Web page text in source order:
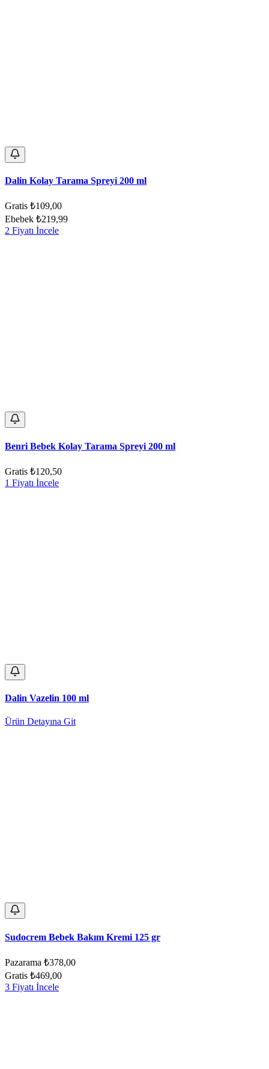
Dalin Kolay Tarama Spreyi 200 ml
Gratis ₺109,00
Ebebek ₺219,99
2 Fiyatı İncele
Benri Bebek Kolay Tarama Spreyi 200 ml
Gratis ₺120,50
1 Fiyatı İncele
Dalin Vazelin 100 ml
Ürün Detayına Git
Sudocrem Bebek Bakım Kremi 125 gr
Pazarama ₺378,00
Gratis ₺469,00
3 Fiyatı İncele